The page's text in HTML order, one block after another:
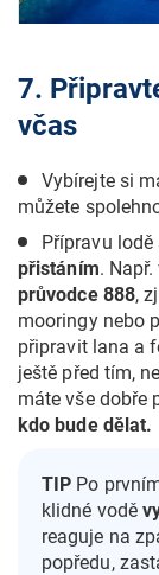
7.
včas
Vybírejte si
můžete
Přípravu
přistáním.
průvodce 888,
mooringy nebo
připravit lana a
ještě před tím,
máte vše dobře
kdo bude dělat.
TIP Po
klidné vodě
reaguje na
popředu,